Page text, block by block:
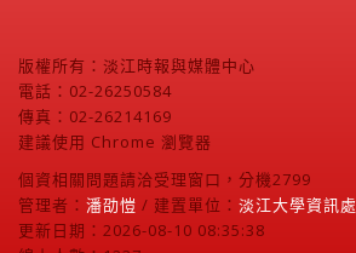
版權所有：淡江時報與媒體中心
電話：02-26250584
傳真：02-26214169
建議使用 Chrome 瀏覽器
個資相關問題請洽受理窗口，分機2799
管理者： 潘劭愷 / 建置單位： 淡江大學資訊處
更新日期：2026-08-10 08:35:38